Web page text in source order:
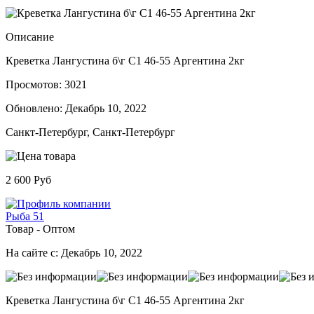
Описание
Креветка Лангустина б\г С1 46-55 Аргентина 2кг
Просмотов: 3021
Обновлено: Декабрь 10, 2022
Санкт-Петербург, Санкт-Петербург
2 600 Руб
Рыба 51
Товар - Оптом
На сайте с: Декабрь 10, 2022
Креветка Лангустина б\г С1 46-55 Аргентина 2кг